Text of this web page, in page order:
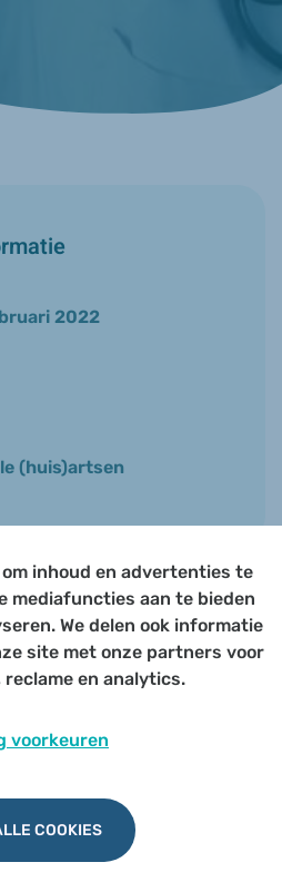
2022
(huis)artsen
is bij huisartsen niet altijd
zit het met voorschrijven en
als huisarts moet weten!
de presentatie
voor de huisarts
inhoud en advertenties te
mediafuncties aan te bieden
We delen ook informatie
site met onze partners voor
reclame en analytics.
voorkeuren
COOKIES